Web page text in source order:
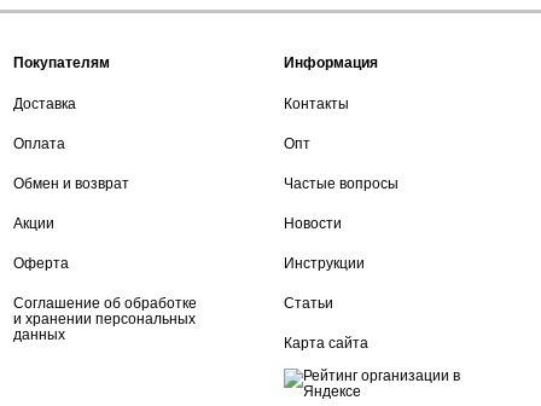
Покупателям
Доставка
Оплата
Обмен и возврат
Акции
Оферта
Соглашение об обработке
и хранении персональных
данных
Информация
Контакты
Опт
Частые вопросы
Новости
Инструкции
Статьи
Карта сайта